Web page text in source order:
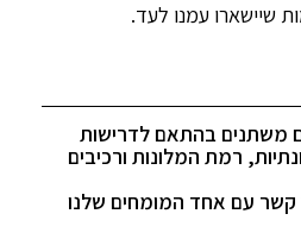
שיישארו עמנו לעד.
משתנים בהתאם לדרישות
רמת המלונות ורכיבים
עם אחד המומחים שלנו